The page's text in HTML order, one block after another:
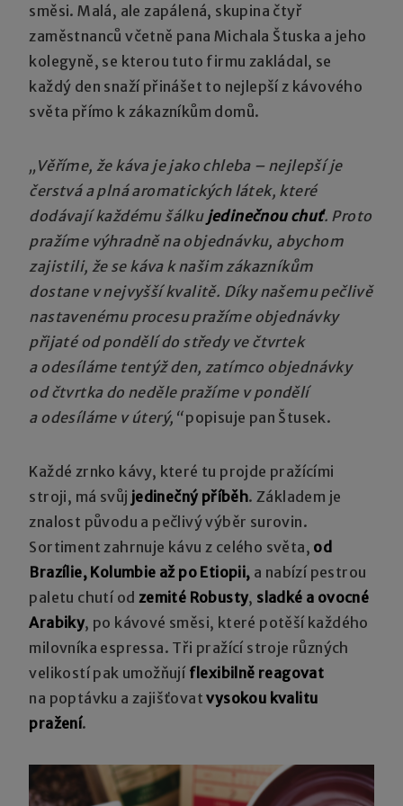
směsi. Malá, ale zapálená, skupina čtyř
zaměstnanců včetně pana Michala Štuska a jeho
kolegyně, se kterou tuto firmu zakládal, se
každý den snaží přinášet to nejlepší z kávového
světa přímo k zákazníkům domů.
„Věříme, že káva je jako chleba – nejlepší je
čerstvá a plná aromatických látek, které
dodávají každému šálkujedinečnou chuť. Proto
pražíme výhradně na objednávku, abychom
zajistili, že se káva k našim zákazníkům
dostane v nejvyšší kvalitě. Díky našemu pečlivě
nastavenému procesu pražíme objednávky
přijaté od pondělí do středy ve čtvrtek
a odesíláme tentýž den, zatímco objednávky
od čtvrtka do neděle pražíme v pondělí
a odesíláme v úterý,“popisuje pan Štusek.
Každé zrnko kávy, které tu projde pražícími
stroji, má svůj jedinečný příběh. Základem je
znalost původu a pečlivý výběr surovin.
Sortiment zahrnuje kávu z celého světa, od
Brazílie, Kolumbie až po Etiopii, a nabízí pestrou
paletu chutí od zemité Robusty, sladké a ovocné
Arabiky, po kávové směsi, které potěší každého
milovníka espressa. Tři pražící stroje různých
velikostí pak umožňují flexibilně reagovat
na poptávku a zajišťovat vysokou kvalitu
pražení.